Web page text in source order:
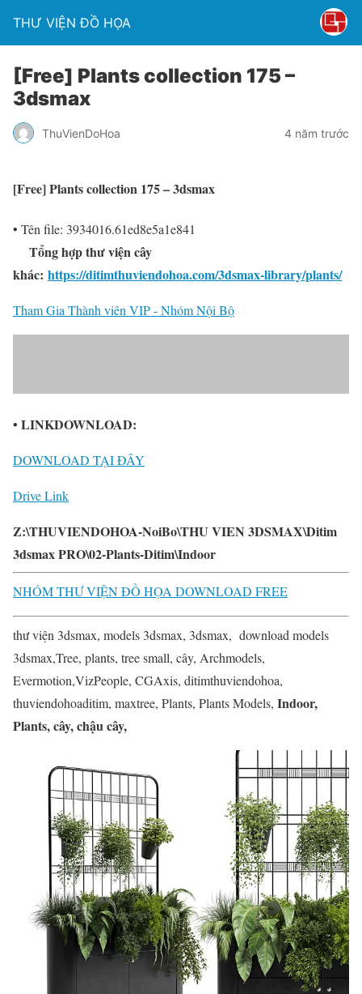
THƯ VIỆN ĐỒ HỌA
[Free] Plants collection 175 –
3dsmax
ThuVienDoHoa 4 năm trước
[Free] Plants collection 175 – 3dsmax
• Tên file: 3934016.61ed8e5a1e841
Tổng hợp thư viện cây
khác: https://ditimthuviendohoa.com/3dsmax-library/plants/
Tham Gia Thành viên VIP - Nhóm Nội Bộ
• LINKDOWNLOAD:
DOWNLOAD TẠI ĐÂY
Drive Link
Z:\THUVIENDOHOA-NoiBo\THU VIEN 3DSMAX\Ditim
3dsmax PRO\02-Plants-Ditim\Indoor
NHÓM THƯ VIỆN ĐỒ HỌA DOWNLOAD FREE
thư viện 3dsmax, models 3dsmax, 3dsmax, download models
3dsmax,Tree, plants, tree small, cây, Archmodels,
Evermotion,VizPeople, CGAxis, ditimthuviendohoa,
thuviendohoaditim, maxtree, Plants, Plants Models, Indoor,
Plants, cây, chậu cây,